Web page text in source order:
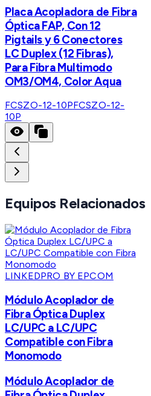
Placa Acopladora de Fibra
Óptica FAP, Con 12
Pigtails y 6 Conectores
LC Duplex (12 Fibras),
Para Fibra Multimodo
OM3/OM4, Color Aqua
FCSZO-12-10PFCSZO-12-
10P
Equipos Relacionados
LINKEDPRO BY EPCOM
Módulo Acoplador de
Fibra Óptica Duplex
LC/UPC a LC/UPC
Compatible con Fibra
Monomodo
Módulo Acoplador de